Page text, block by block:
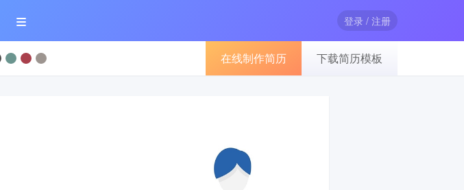
登录 / 注册
在线制作简历 下载简历模板